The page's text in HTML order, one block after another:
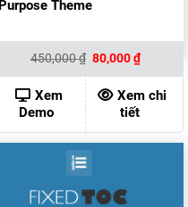
Purpose Theme
450,000₫ Giá
gốc
là:
450,000 ₫.
80,000₫Giá
hiện
tại
là:
80,000
Xem
Demo
Xem chi
tiết